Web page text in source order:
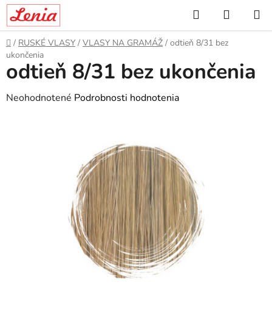
Prejsť
obsah
Hľadať
KOŠÍK
Domov
/ RUSKÉ VLASY / VLASY NA GRAMÁŽ / odtieň 8/31 bez
ukončenia
odtieň 8/31 bez ukončenia
Priemerné
Neohodnotené Podrobnosti hodnotenia